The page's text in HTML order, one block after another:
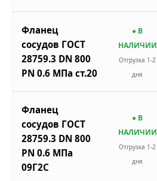
Фланец
сосудов ГОСТ
28759.3 DN 800
PN 0.6 МПа ст.20
● В
НАЛИЧИИ
Отгрузка 1-2
дня
Фланец
сосудов ГОСТ
28759.3 DN 800
PN 0.6 МПа
09Г2С
● В
НАЛИЧИИ
Отгрузка 1-2
дня